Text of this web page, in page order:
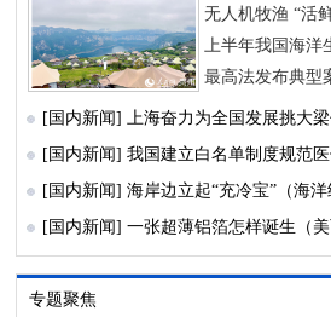
无人机牧渔 “活
上半年我国海洋
最高法发布典型
[国内新闻] 上海奋力为全国发展挑大
[国内新闻] 我国建立白名单制度规范
[国内新闻] 海岸边立起“充冷宝”（海
[国内新闻] 一张超薄铝箔怎样诞生（美
专题聚焦